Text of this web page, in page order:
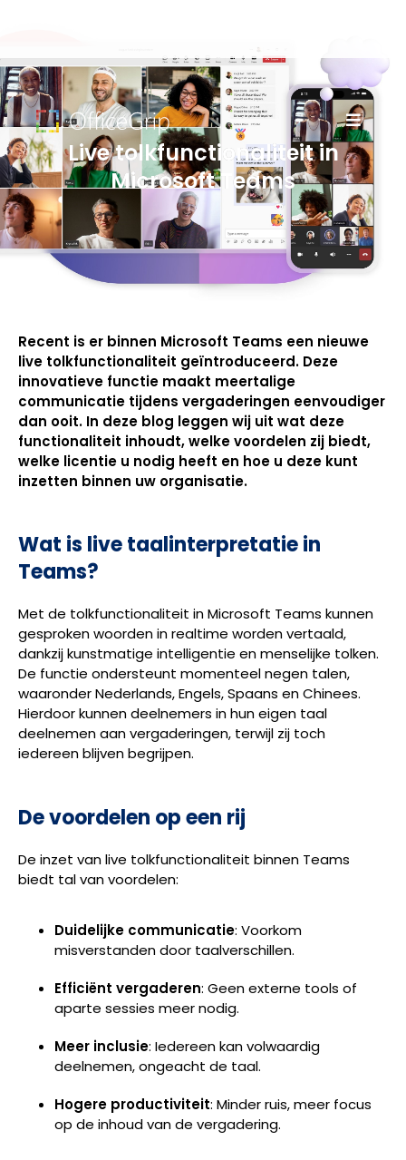
Live tolkfunctionaliteit in
Microsoft Teams
Recent is er binnen Microsoft Teams een nieuwe
live tolkfunctionaliteit geïntroduceerd. Deze
innovatieve functie maakt meertalige
communicatie tijdens vergaderingen eenvoudiger
dan ooit. In deze blog leggen wij uit wat deze
functionaliteit inhoudt, welke voordelen zij biedt,
welke licentie u nodig heeft en hoe u deze kunt
inzetten binnen uw organisatie.
Wat is live taalinterpretatie in
Teams?
Met de tolkfunctionaliteit in Microsoft Teams kunnen
gesproken woorden in realtime worden vertaald,
dankzij kunstmatige intelligentie en menselijke tolken.
De functie ondersteunt momenteel negen talen,
waaronder Nederlands, Engels, Spaans en Chinees.
Hierdoor kunnen deelnemers in hun eigen taal
deelnemen aan vergaderingen, terwijl zij toch
iedereen blijven begrijpen.
De voordelen op een rij
De inzet van live tolkfunctionaliteit binnen Teams
biedt tal van voordelen:
Duidelijke communicatie: Voorkom
misverstanden door taalverschillen.
Efficiënt vergaderen: Geen externe tools of
aparte sessies meer nodig.
Meer inclusie: Iedereen kan volwaardig
deelnemen, ongeacht de taal.
Hogere productiviteit: Minder ruis, meer focus
op de inhoud van de vergadering.